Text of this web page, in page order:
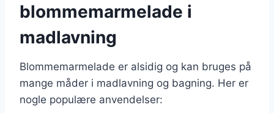
blommemarmelade i
madlavning
Blommemarmelade er alsidig og kan bruges på
mange måder i madlavning og bagning. Her er
nogle populære anvendelser: